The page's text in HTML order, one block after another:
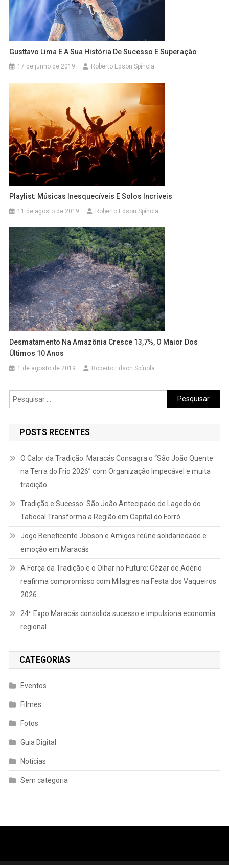
Gusttavo Lima E A Sua História De Sucesso E Superação
17 de junho de 2019 Roberto Edson Spínola
Playlist: Músicas Inesquecíveis E Solos Incríveis
11 de agosto de 2019 Roberto Edson Spínola
Desmatamento Na Amazônia Cresce 13,7%, O Maior Dos
Últimos 10 Anos
1 de agosto de 2019 Roberto Edson Spínola
Pesquisar
por:
POSTS RECENTES
O Calor da Tradição: Maracás Consagra o “São João Quente
na Terra do Frio 2026” com Organização Impecável e muita
tradição
Tradição e Sucesso: São João Antecipado de Lagedo do
Tabocal Transforma a Região em Capital do Forró
Jogo Beneficente Jobson e Amigos reúne solidariedade e
emoção em Maracás
A Força da Tradição e o Olhar no Futuro: Cézar de Adério
reafirma compromisso com Milagres na Festa dos Vaqueiros
2026
24ª Expo Maracás consolida sucesso e impulsiona economia
regional
CATEGORIAS
Eventos
Filmes
Fotos
Guia Digital
Notícias
Sem categoria